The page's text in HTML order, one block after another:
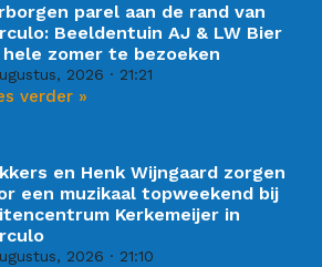
parel aan de rand van
Beeldentuin AJ & LW Bier
hele zomer te bezoeken
2026 21:21
verder »
en Henk Wijngaard zorgen
een muzikaal topweekend bij
Kerkemeijer in
2026 21:10